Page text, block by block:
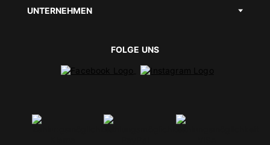
UNTERNEHMEN
FOLGE UNS